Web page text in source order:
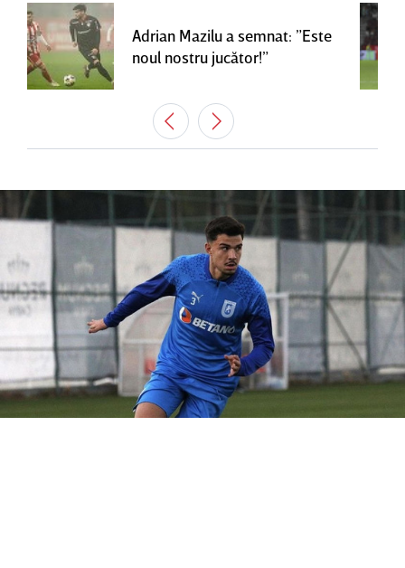
Adrian Mazilu a semnat: ”Este
noul nostru jucător!”